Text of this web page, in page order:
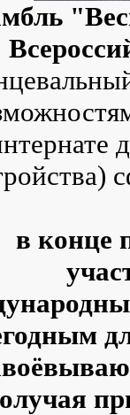
в конце